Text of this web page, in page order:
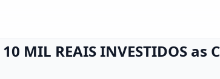
MIL REAIS INVESTIDOS as